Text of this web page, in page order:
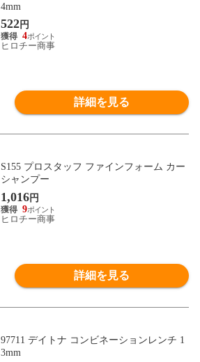
4mm
522円
4
ヒロチー商事
詳細を見る
S155 プロスタッフ ファインフォーム カー
シャンプー
1,016円
9
ヒロチー商事
詳細を見る
97711 デイトナ コンビネーションレンチ 1
3mm